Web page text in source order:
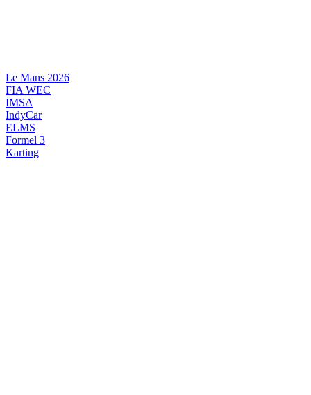
Le Mans 2026
FIA WEC
IMSA
IndyCar
ELMS
Formel 3
Karting